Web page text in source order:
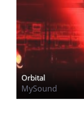
Orbital
MySound